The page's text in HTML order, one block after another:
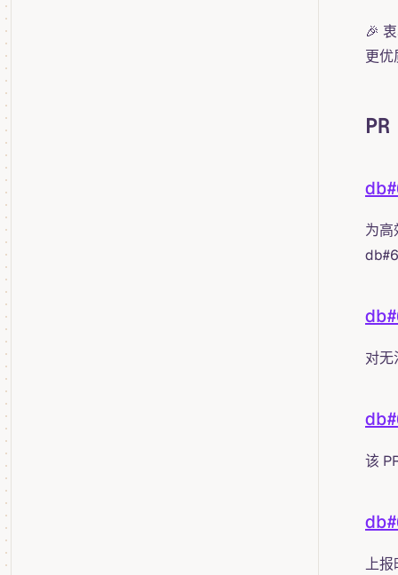
🎉
更优
为
对无
该
上